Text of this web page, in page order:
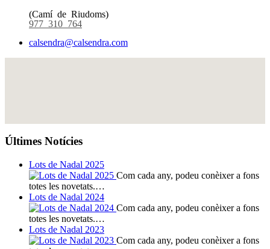
(Camí de Riudoms)
977 310 764
calsendra@calsendra.com
Últimes Notícies
Lots de Nadal 2025
Com cada any, podeu conèixer a fons
totes les novetats.…
Lots de Nadal 2024
Com cada any, podeu conèixer a fons
totes les novetats.…
Lots de Nadal 2023
Com cada any, podeu conèixer a fons